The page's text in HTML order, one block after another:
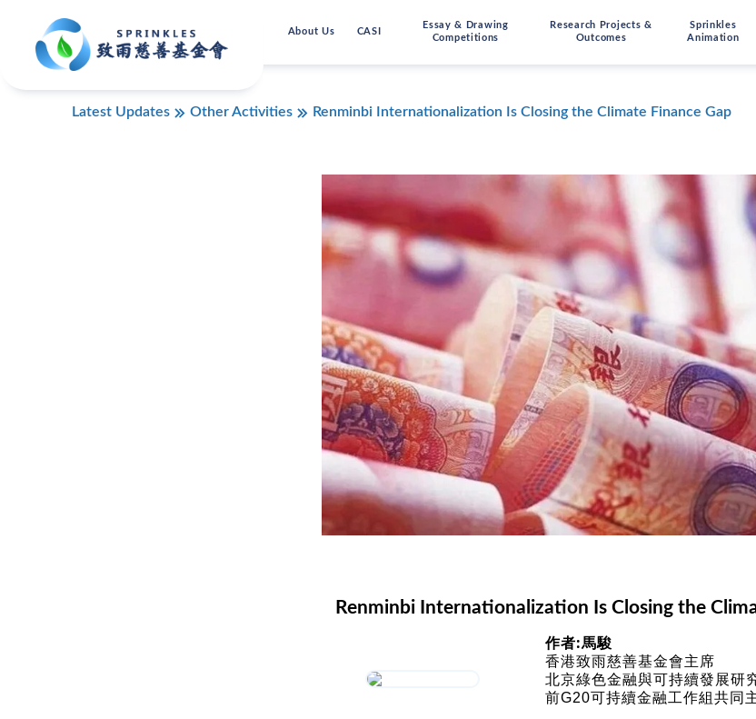
About Us CASI
Essay & Drawing
Competitions
Research Projects &
Outcomes
Sprinkles
Animation
Latest Updates Other Activities Renminbi Internationalization Is Closing the Climate Finance Gap
Renminbi Internationalization Is Closing the
作者:馬駿
香港致雨慈善基金會主席
北京綠色金融與可持續發展研
前G20可持續金融工作組共同